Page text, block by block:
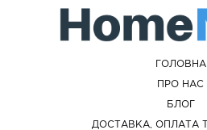
ГОЛОВНА
ПРО НАС
БЛОГ
ДОСТАВКА, ОПЛАТА